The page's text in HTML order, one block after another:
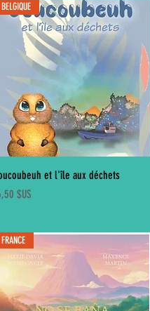
Aperçu rapide
BELGIQUE
et l'île aux déchets
$US
FRANCE